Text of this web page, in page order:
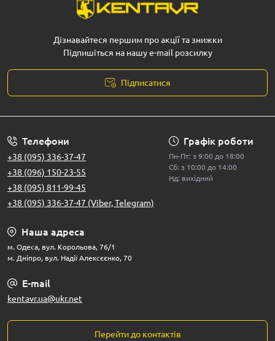
Дізнавайтеся першим про акції та знижки
Підпишіться на нашу e-mail розсилку
Підписатися
Телефони
+38 (095) 336-37-47
+38 (096) 150-23-55
+38 (095) 811-99-45
+38 (095) 336-37-47 (Viber, Telegram)
Графік роботи
Пн-Пт: з 9:00 до 18:00
Сб: з 10:00 до 14:00
Нд: вихідний
Наша адреса
м. Одеса, вул. Корольова, 76/1
м. Дніпро, вул. Надії Алексєєнко, 70
E-mail
kentavr.ua@ukr.net
Перейти до контактів